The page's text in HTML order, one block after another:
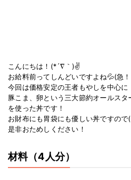
こんにちは！(*´∇｀)✌️
お給料前ってしんどいですよね💦(急
今回は価格安定の王者もやしを中心に
豚こま、卵という三大節約オールスタ
を使った丼です！
お財布にも胃袋にも優しい丼ですので
是非おためしください！
材料（4人分）